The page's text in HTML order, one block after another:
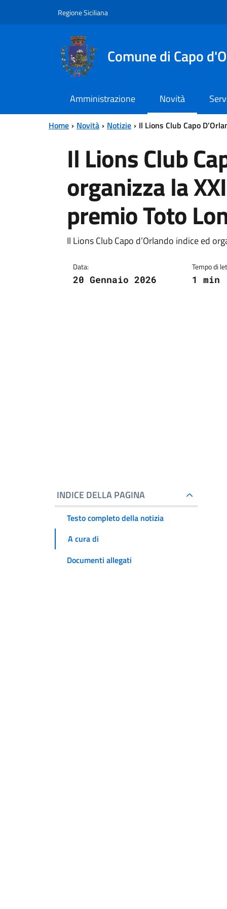
Regione Siciliana
Comune di Capo
Amministrazione Novità
Home Novità Notizie Il Lions Club Capo
Il Lions Club
organizza la
premio Toto
Il Lions Club Capo d’Orlando indice ed
Data:
20 Gennaio 2026
Tempo di
1 min
INDICE DELLA PAGINA
Testo completo della notizia
A cura di
Documenti allegati